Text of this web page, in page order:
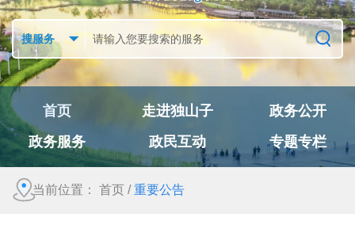
首页 走进独山子
政务公开
政务服务
政民互动 专题专栏
当前位置： 首页 /重要公告